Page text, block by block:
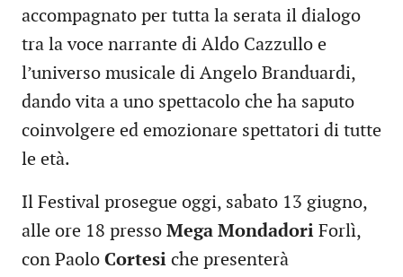
accompagnato per tutta la serata il dialogo
tra la voce narrante di Aldo Cazzullo e
l’universo musicale di Angelo Branduardi,
dando vita a uno spettacolo che ha saputo
coinvolgere ed emozionare spettatori di tutte
le età.
Il Festival prosegue oggi, sabato 13 giugno,
alle ore 18 presso Mega Mondadori Forlì,
con Paolo Cortesi che presenterà